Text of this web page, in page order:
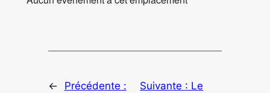
←
Précédente :
Suivante : Le